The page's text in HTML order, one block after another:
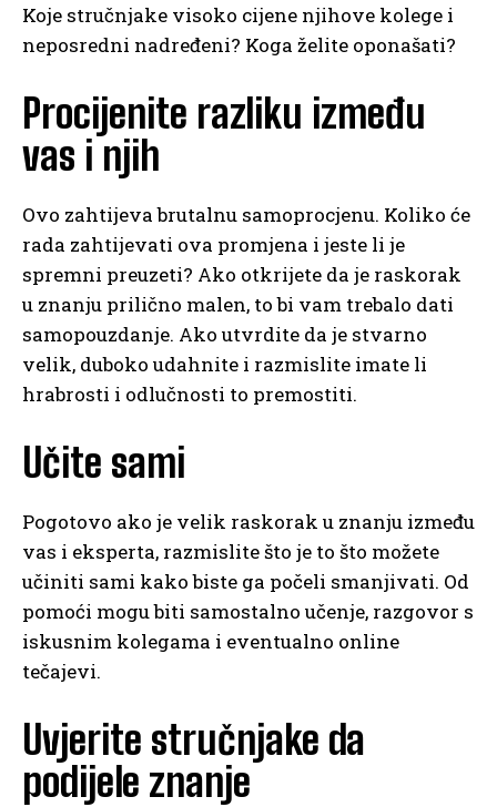
Koje stručnjake visoko cijene njihove kolege i
neposredni nadređeni? Koga želite oponašati?
Procijenite razliku između
vas i njih
Ovo zahtijeva brutalnu samoprocjenu. Koliko će
rada zahtijevati ova promjena i jeste li je
spremni preuzeti? Ako otkrijete da je raskorak
u znanju prilično malen, to bi vam trebalo dati
samopouzdanje. Ako utvrdite da je stvarno
velik, duboko udahnite i razmislite imate li
hrabrosti i odlučnosti to premostiti.
Učite sami
Pogotovo ako je velik raskorak u znanju između
vas i eksperta, razmislite što je to što možete
učiniti sami kako biste ga počeli smanjivati. Od
pomoći mogu biti samostalno učenje, razgovor s
iskusnim kolegama i eventualno online
tečajevi.
Uvjerite stručnjake da
podijele znanje